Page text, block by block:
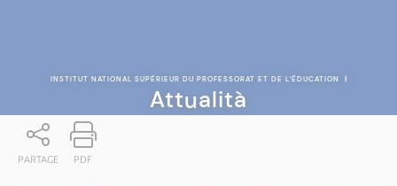
INSTITUT NATIONAL SUPÉRIEUR DU PROFESSORAT ET DE L'ÉDUCATION |
Attualità
PARTAGE PDF